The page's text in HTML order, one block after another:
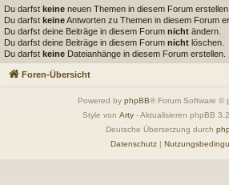
Du darfst keine neuen Themen in diesem Forum erstellen.
Du darfst keineAntworten zu Themen in diesem Forum
Du darfst deine Beiträge in diesem Forum nicht ändern.
Du darfst deine Beiträge in diesem Forum nicht löschen.
Du darfst keine Dateianhänge in diesem Forum erstellen.
Foren-Übersicht
Powered by phpBB® Forum Software ©
Style von Arty- Aktualisieren phpBB
Deutsche Übersetzung durch
Datenschutz|